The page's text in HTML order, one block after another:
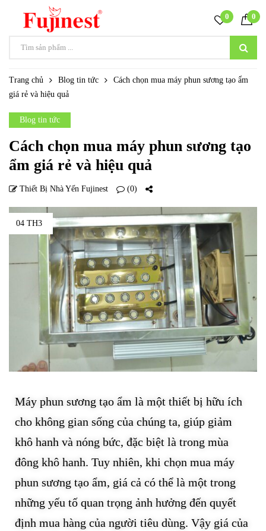
0 0
Trang chủ Blog tin tức
Cách chọn mua máy phun sương tạo ẩm
giá rẻ và hiệu quả
Blog tin tức
Cách chọn mua máy phun sương tạo
ẩm giá rẻ và hiệu quả
Thiết Bị Nhà Yến Fujinest (0)
04 TH3
Máy phun sương tạo ẩm là một thiết bị hữu ích
cho không gian sống của chúng ta, giúp giảm
khô hanh và nóng bức, đặc biệt là trong mùa
đông khô hanh. Tuy nhiên, khi chọn mua máy
phun sương tạo ẩm, giá cả có thể là một trong
những yếu tố quan trọng ảnh hưởng đến quyết
định mua hàng của người tiêu dùng. Vậy giá của